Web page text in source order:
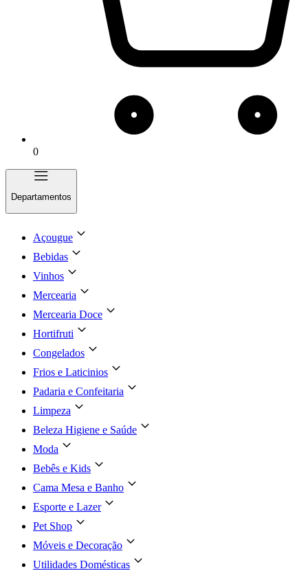
0
Departamentos
Açougue
Bebidas
Vinhos
Mercearia
Mercearia Doce
Hortifruti
Congelados
Frios e Laticinios
Padaria e Confeitaria
Limpeza
Beleza Higiene e Saúde
Moda
Bebês e Kids
Cama Mesa e Banho
Esporte e Lazer
Pet Shop
Móveis e Decoração
Utilidades Domésticas